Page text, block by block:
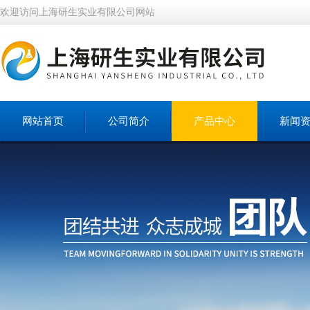
欢迎访问上海研生实业有限公司网站
网站首页 公司简介 产品中心 新闻